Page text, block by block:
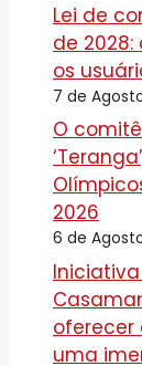
Lei de
de
os
7 de
O
2026
6 de
Iniciativa
oferecer
uma